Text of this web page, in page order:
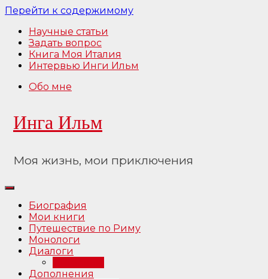
Перейти к содержимому
Научные статьи
Задать вопрос
Книга Моя Италия
Интервью Инги Ильм
Обо мне
Инга Ильм
Моя жизнь, мои приключения
Биография
Мои книги
Путешествие по Риму
Монологи
Диалоги
Дополнения